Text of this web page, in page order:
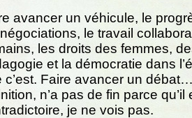
avancer un véhicule, le
le travail
les droits des femmes,
et la démocratie dans
c’est. Faire avancer un
n’a pas de fin parce qu’il
je ne vois pas.